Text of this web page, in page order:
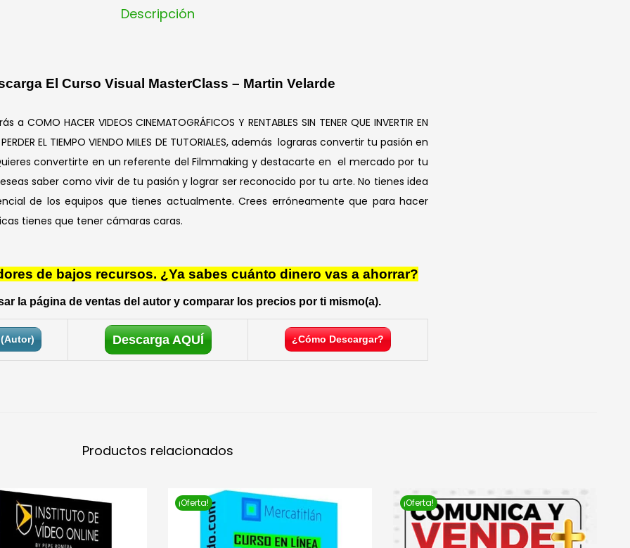
Descripción
El Curso Visual MasterClass – Martin Velarde
COMO HACER VIDEOS CINEMATOGRÁFICOS Y RENTABLES SIN TENER QUE INVERTIR EN
EL TIEMPO VIENDO MILES DE TUTORIALES, además lograras convertir tu pasión en
convertirte en un referente del Filmmaking y destacarte en el mercado por tu
saber como vivir de tu pasión y lograr ser reconocido por tu arte. No tienes idea
de los equipos que tienes actualmente. Crees erróneamente que para hacer
tienes que tener cámaras caras.
de bajos recursos. ¿Ya sabes cuánto dinero vas a ahorrar?
la página de ventas del autor y comparar los precios por ti mismo(a).
Descarga AQUÍ ¿Cómo Descargar?
Productos relacionados
¡Oferta! ¡Oferta!